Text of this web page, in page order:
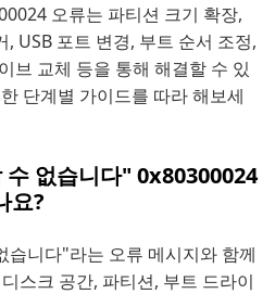
오류는 파티션 크기 확장,
USB 포트 변경, 부트 순서 조정,
브 교체 등을 통해 해결할 수 있
단계별 가이드를 따라 해보세
없습니다" 0x80300024
요?
습니다"라는 오류 메시지와 함께
스크 공간, 파티션, 부트 드라이